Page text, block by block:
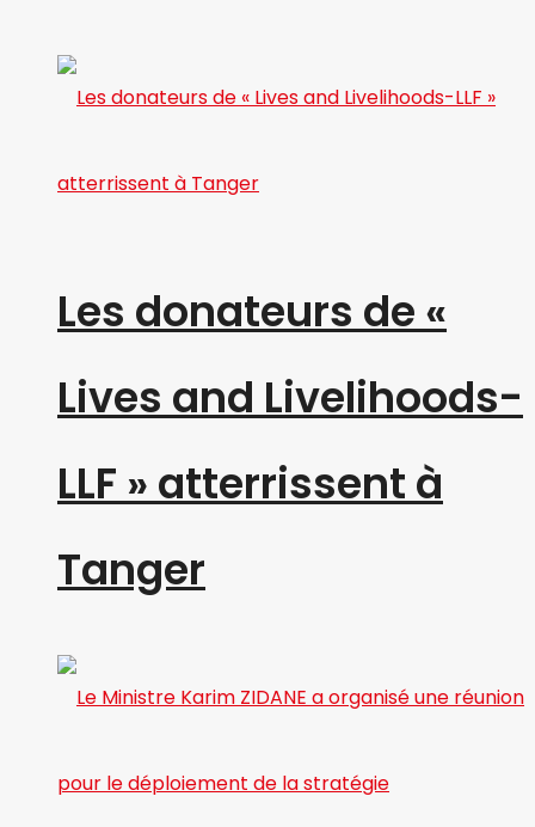
Les donateurs de «
Lives and Livelihoods-
LLF » atterrissent à
Tanger